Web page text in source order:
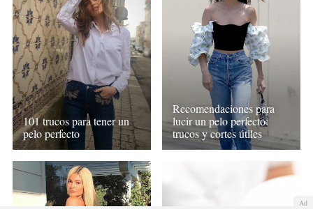
101 trucos para tener un
pelo perfecto
Recomendaciones para
lucir un pelo perfecto:
trucos y cortes útiles
Ad